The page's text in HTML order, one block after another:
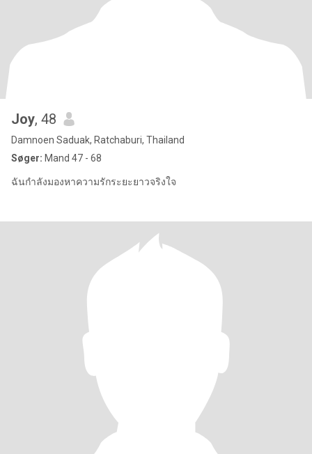
Joy, 48
Damnoen Saduak, Ratchaburi, Thailand
Søger: Mand 47 - 68
ฉันกำลังมองหาความรักระยะยาวจริงใจ